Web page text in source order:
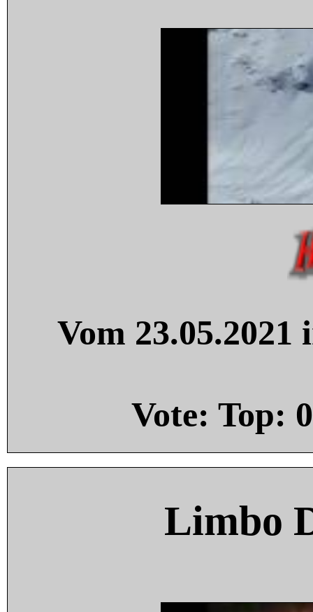
Vom
Vote: Top: 0
Limbo